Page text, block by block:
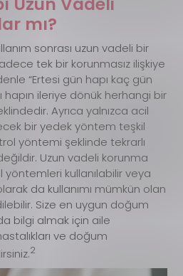
mı?
sonrası uzun vadeli bir
tek bir korunmasız ilişkiye
“Ertesi gün hapı kaç gün
hapın ileriye dönük herhangi bir
Ayrıca yalnızca acil
bir yedek yöntem teşkil
yöntemi şeklinde tekrarlı
Uzun vadeli korunma
yöntemleri kullanılabilir veya
da kullanımı mümkün olan
Size en uygun doğum
bilgi almak için aile
ve doğum
2